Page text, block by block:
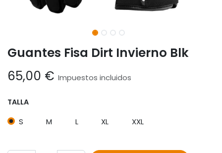
Guantes Fisa Dirt Invierno Blk
65,00 € Impuestos incluidos
TALLA
S M L XL XXL